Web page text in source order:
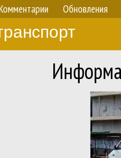
Обновления